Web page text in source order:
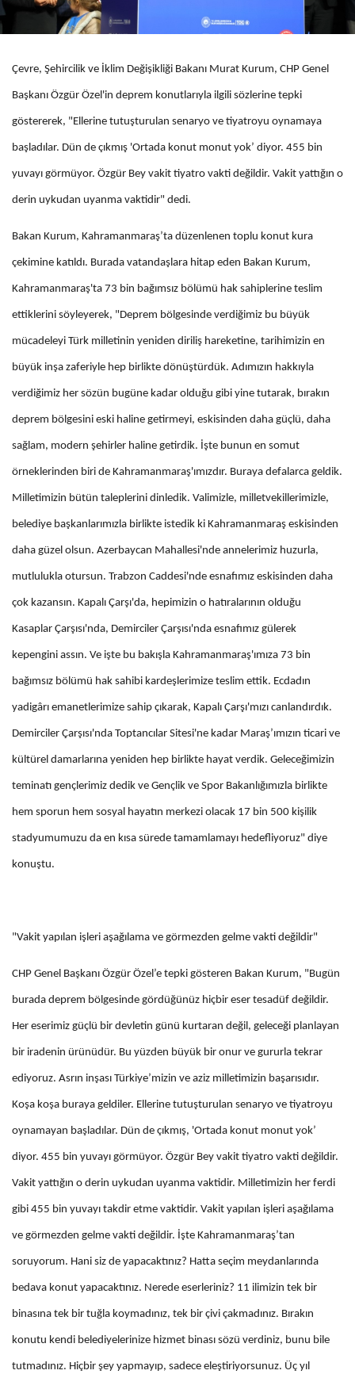
Çevre, Şehircilik ve İklim Değişikliği Bakanı Murat Kurum, CHP Genel
Başkanı Özgür Özel'in deprem konutlarıyla ilgili sözlerine tepki
göstererek, "Ellerine tutuşturulan senaryo ve tiyatroyu oynamaya
başladılar. Dün de çıkmış 'Ortada konut monut yok’ diyor. 455 bin
yuvayı görmüyor. Özgür Bey vakit tiyatro vakti değildir. Vakit yattığın o
derin uykudan uyanma vaktidir" dedi.
Bakan Kurum, Kahramanmaraş’ta düzenlenen toplu konut kura
çekimine katıldı. Burada vatandaşlara hitap eden Bakan Kurum,
Kahramanmaraş'ta 73 bin bağımsız bölümü hak sahiplerine teslim
ettiklerini söyleyerek, "Deprem bölgesinde verdiğimiz bu büyük
mücadeleyi Türk milletinin yeniden diriliş hareketine, tarihimizin en
büyük inşa zaferiyle hep birlikte dönüştürdük. Adımızın hakkıyla
verdiğimiz her sözün bugüne kadar olduğu gibi yine tutarak, bırakın
deprem bölgesini eski haline getirmeyi, eskisinden daha güçlü, daha
sağlam, modern şehirler haline getirdik. İşte bunun en somut
örneklerinden biri de Kahramanmaraş'ımızdır. Buraya defalarca geldik.
Milletimizin bütün taleplerini dinledik. Valimizle, milletvekillerimizle,
belediye başkanlarımızla birlikte istedik ki Kahramanmaraş eskisinden
daha güzel olsun. Azerbaycan Mahallesi'nde annelerimiz huzurla,
mutlulukla otursun. Trabzon Caddesi'nde esnafımız eskisinden daha
çok kazansın. Kapalı Çarşı'da, hepimizin o hatıralarının olduğu
Kasaplar Çarşısı'nda, Demirciler Çarşısı'nda esnafımız gülerek
kepengini assın. Ve işte bu bakışla Kahramanmaraş'ımıza 73 bin
bağımsız bölümü hak sahibi kardeşlerimize teslim ettik. Ecdadın
yadigârı emanetlerimize sahip çıkarak, Kapalı Çarşı'mızı canlandırdık.
Demirciler Çarşısı'nda Toptancılar Sitesi'ne kadar Maraş’ımızın ticari ve
kültürel damarlarına yeniden hep birlikte hayat verdik. Geleceğimizin
teminatı gençlerimiz dedik ve Gençlik ve Spor Bakanlığımızla birlikte
hem sporun hem sosyal hayatın merkezi olacak 17 bin 500 kişilik
stadyumumuzu da en kısa sürede tamamlamayı hedefliyoruz" diye
konuştu.
"Vakit yapılan işleri aşağılama ve görmezden gelme vakti değildir"
CHP Genel Başkanı Özgür Özel’e tepki gösteren Bakan Kurum, "Bugün
burada deprem bölgesinde gördüğünüz hiçbir eser tesadüf değildir.
Her eserimiz güçlü bir devletin günü kurtaran değil, geleceği planlayan
bir iradenin ürünüdür. Bu yüzden büyük bir onur ve gururla tekrar
ediyoruz. Asrın inşası Türkiye’mizin ve aziz milletimizin başarısıdır.
Koşa koşa buraya geldiler. Ellerine tutuşturulan senaryo ve tiyatroyu
oynamayan başladılar. Dün de çıkmış, 'Ortada konut monut yok’
diyor. 455 bin yuvayı görmüyor. Özgür Bey vakit tiyatro vakti değildir.
Vakit yattığın o derin uykudan uyanma vaktidir. Milletimizin her ferdi
gibi 455 bin yuvayı takdir etme vaktidir. Vakit yapılan işleri aşağılama
ve görmezden gelme vakti değildir. İşte Kahramanmaraş’tan
soruyorum. Hani siz de yapacaktınız? Hatta seçim meydanlarında
bedava konut yapacaktınız. Nerede eserleriniz? 11 ilimizin tek bir
binasına tek bir tuğla koymadınız, tek bir çivi çakmadınız. Bırakın
konutu kendi belediyelerinize hizmet binası sözü verdiniz, bunu bile
tutmadınız. Hiçbir şey yapmayıp, sadece eleştiriyorsunuz. Üç yıl